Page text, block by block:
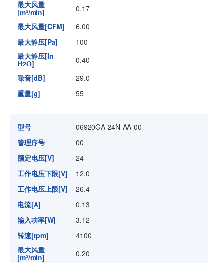
最大风量
[m³/min]
0.17
最大风量[CFM]
6.00
最大静压[Pa]
100
最大静压[In
H2O]
0.40
噪音[dB]
29.0
重量[g]
55
型号
06920GA-24N-AA-00
管理序号
00
额定电压[V]
24
工作电压下限[V]
12.0
工作电压上限[V]
26.4
电流[A]
0.13
输入功率[W]
3.12
转速[rpm]
4100
最大风量
[m³/min]
0.20